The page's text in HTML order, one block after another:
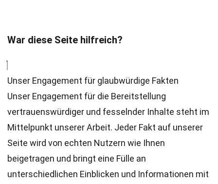
War diese Seite hilfreich?
Unser Engagement für glaubwürdige Fakten
Unser Engagement für die Bereitstellung
vertrauenswürdiger und fesselnder Inhalte steht im
Mittelpunkt unserer Arbeit. Jeder Fakt auf unserer
Seite wird von echten Nutzern wie Ihnen
beigetragen und bringt eine Fülle an
unterschiedlichen Einblicken und Informationen mit